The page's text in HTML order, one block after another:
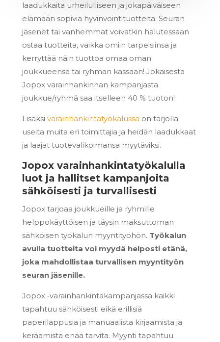
laadukkaita urheilulliseen ja jokapäiväiseen
elämään sopivia hyvinvointituotteita. Seuran
jäsenet tai vanhemmat voivatkin halutessaan
ostaa tuotteita, vaikka omiin tarpeisiinsa ja
kerryttää näin tuottoa omaa oman
joukkueensa tai ryhmän kassaan! Jokaisesta
Jopox varainhankinnan kampanjasta
joukkue/ryhmä saa itselleen 40 % tuoton!
Lisäksi varainhankintatyökalussa on tarjolla
useita muita eri toimittajia ja heidän laadukkaat
ja laajat tuotevalikoimansa myytäviksi.
Jopox varainhankintatyökalulla
luot ja hallitset kampanjoita
sähköisesti ja turvallisesti
Jopox tarjoaa joukkueille ja ryhmille
helppokäyttöisen ja täysin maksuttoman
sähköisen työkalun myyntityöhön. Työkalun
avulla tuotteita voi myydä helposti etänä,
joka mahdollistaa turvallisen myyntityön
seuran jäsenille.
Jopox ‑varainhankintakampanjassa kaikki
tapahtuu sähköisesti eikä erillisiä
paperilappusia ja manuaalista kirjaamista ja
keräämistä enää tarvita. Myynti tapahtuu